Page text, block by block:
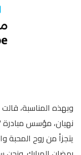
وبهذه المناسبة،
نهيان، مؤسس مبادرة
يتجزأ من روح المحبة